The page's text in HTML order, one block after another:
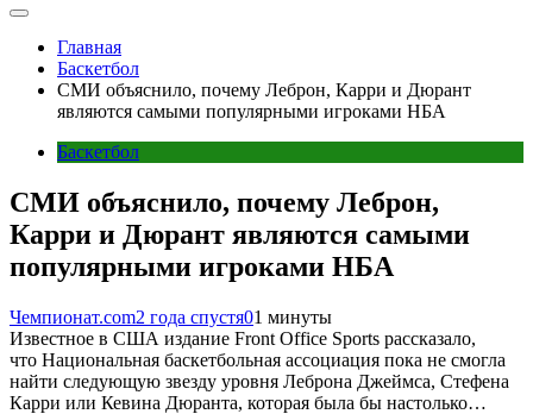
Главная
Баскетбол
СМИ объяснило, почему Леброн, Карри и Дюрант
являются самыми популярными игроками НБА
Баскетбол
СМИ объяснило, почему Леброн,
Карри и Дюрант являются самыми
популярными игроками НБА
Чемпионат.com2 года спустя01 минуты
Известное в США издание Front Office Sports рассказало,
что Национальная баскетбольная ассоциация пока не смогла
найти следующую звезду уровня Леброна Джеймса, Стефена
Карри или Кевина Дюранта, которая была бы настолько…